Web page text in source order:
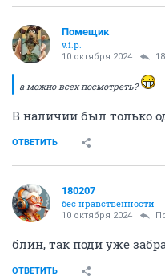
Помещик
v.i.p.
10 октября 2024
а можно всех посмотреть?
В наличии был только
ОТВЕТИТЬ
180207
бес нравственности
10 октября 2024
блин, так поди уже
ОТВЕТИТЬ